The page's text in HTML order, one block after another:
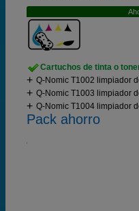
Cartuchos de tinta o
Q-Nomic T1002 limpiador
Q-Nomic T1003 limpiador
Q-Nomic T1004 limpiador
Pack ahorro